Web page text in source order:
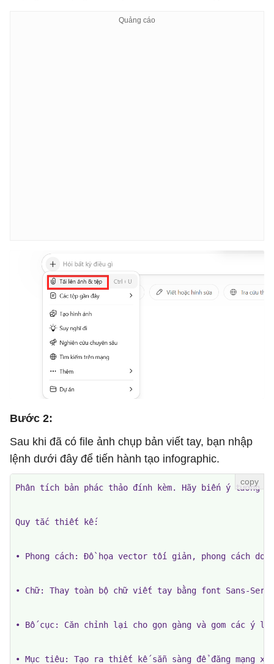
Bước 2:
Sau khi đã có file ảnh chụp bản viết tay, bạn nhập
lệnh dưới đây để tiến hành tạo infographic.
Phân tích bản phác thảo đính kèm. Hãy biến ý tưởng
Quy tắc thiết kế:
• Phong cách: Đồ họa vector tối giản, phong cách
• Chữ: Thay toàn bộ chữ viết tay bằng font Sans-
• Bố cục: Căn chỉnh lại cho gọn gàng và gom các ý
• Mục tiêu: Tạo ra thiết kế sẵn sàng để đăng mạng